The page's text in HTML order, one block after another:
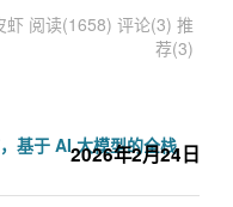
虾 阅读(1658) 评论(3) 推
荐(3)
2026年2月24日
基于 AI 大模型的全栈